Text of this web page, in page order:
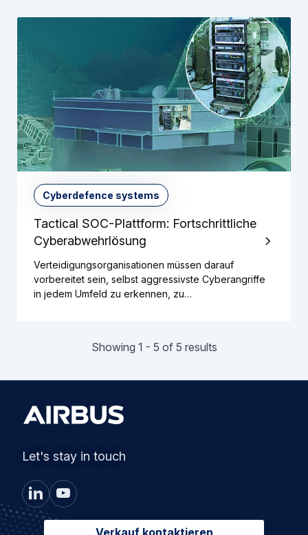
Tactical SOC-Plattform: Fortschrittliche
Cyberabwehrlösung
Cyberdefence systems
Verteidigungsorganisationen müssen darauf
vorbereitet sein, selbst aggressivste Cyberangriffe
in jedem Umfeld zu erkennen, zu…
Showing 1 - 5 of 5 results
Let's stay in touch
Verkauf kontaktieren